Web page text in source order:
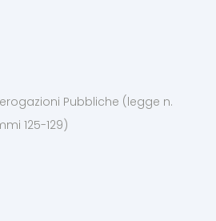
Pubbliche (legge n.
125-129)